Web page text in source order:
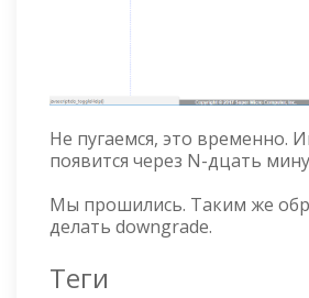
Не пугаемся, это временно.
появится через N-дцать
Мы прошились. Таким же
делать downgrade.
Теги